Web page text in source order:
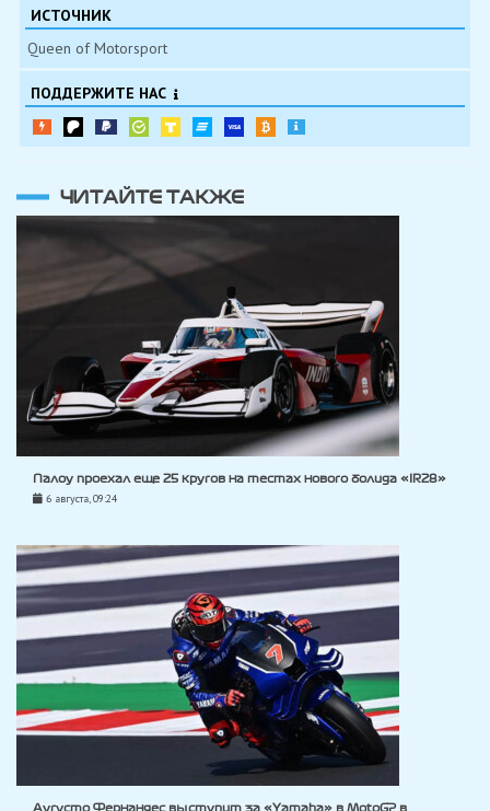
ИСТОЧНИК
Queen of Motorsport
ПОДДЕРЖИТЕ НАС
ЧИТАЙТЕ ТАКЖЕ
Палоу проехал еще 25 кругов на тестах нового болида «IR28»
6 августа, 09:24
Аугусто Фернандес выступит за «Yamaha» в MotoGP в